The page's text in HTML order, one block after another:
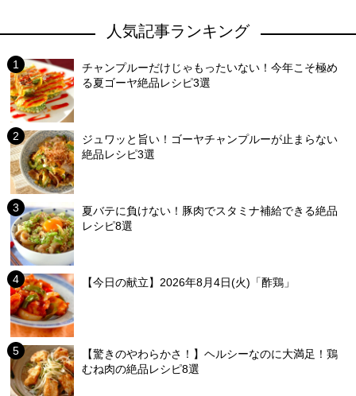
人気記事ランキング
チャンプルーだけじゃもったいない！今年こそ極め
る夏ゴーヤ絶品レシピ3選
ジュワッと旨い！ゴーヤチャンプルーが止まらない
絶品レシピ3選
夏バテに負けない！豚肉でスタミナ補給できる絶品
レシピ8選
【今日の献立】2026年8月4日(火)「酢鶏」
【驚きのやわらかさ！】ヘルシーなのに大満足！鶏
むね肉の絶品レシピ8選